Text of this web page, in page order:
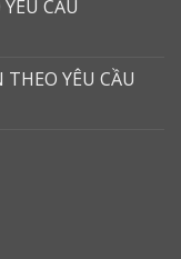
CẦU
YÊU CẦU